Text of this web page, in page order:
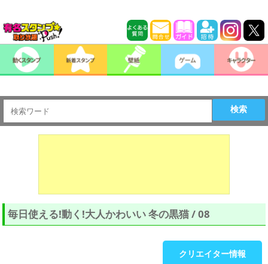
検索
毎日使える!動く!大人かわいい 冬の黒猫 / 08
クリエイター情報